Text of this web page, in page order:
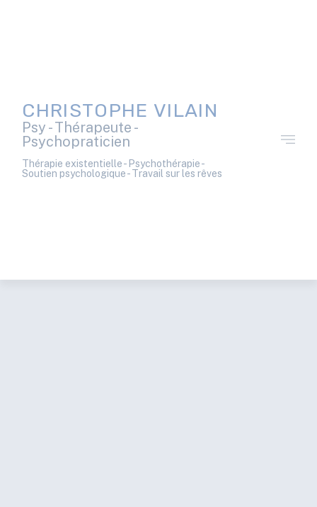
CHRISTOPHE VILAIN
Psy - Thérapeute -
Psychopraticien
Thérapie existentielle - Psychothérapie -
Soutien psychologique - Travail sur les rêves